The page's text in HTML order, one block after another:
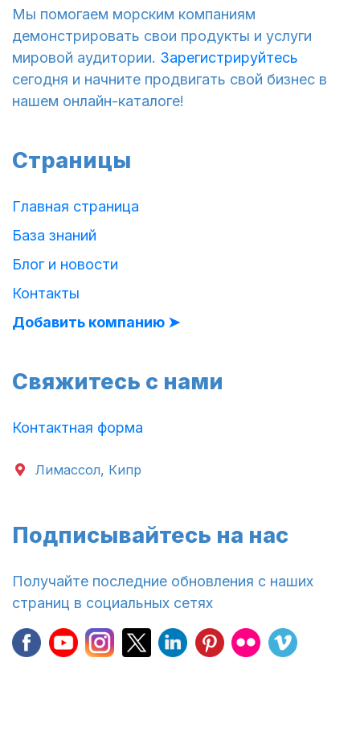
Мы помогаем морским компаниям
демонстрировать свои продукты и услуги
мировой аудитории. Зарегистрируйтесь
сегодня и начните продвигать свой бизнес в
нашем онлайн-каталоге!
Страницы
Главная страница
База знаний
Блог и новости
Контакты
Добавить компанию ➤
Свяжитесь с нами
Контактная форма
Лимассол, Кипр
Подписывайтесь на нас
Получайте последние обновления с наших
страниц в социальных сетях